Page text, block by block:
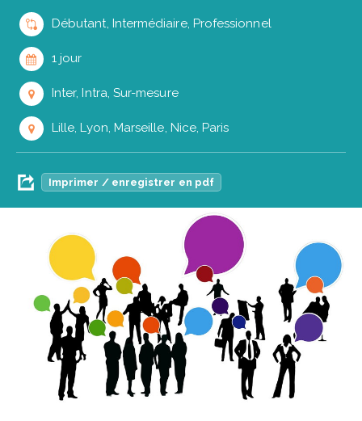
Débutant, Intermédiaire, Professionnel
1 jour
Inter, Intra, Sur-mesure
Lille, Lyon, Marseille, Nice, Paris
Imprimer / enregistrer en pdf